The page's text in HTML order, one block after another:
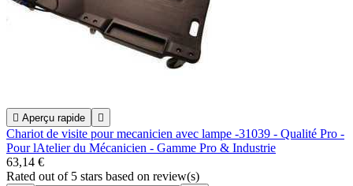
 Aperçu rapide 
Chariot de visite pour mecanicien avec lampe -31039 - Qualité Pro -
Pour lAtelier du Mécanicien - Gamme Pro & Industrie
63,14 €
Rated out of 5 stars based on review(s)